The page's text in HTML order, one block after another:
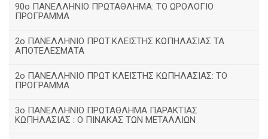
90ο ΠΑΝΕΛΛΗΝΙΟ ΠΡΩΤΑΘΛΗΜΑ: ΤΟ ΩΡΟΛΟΓΙΟ
ΠΡΟΓΡΑΜΜΑ
2ο ΠΑΝΕΛΛΗΝΙΟ ΠΡΩΤ.ΚΛΕΙΣΤΗΣ ΚΩΠΗΛΑΣΙΑΣ ΤΑ
ΑΠΟΤΕΛΕΣΜΑΤΑ
2ο ΠΑΝΕΛΛΗΝΙΟ ΠΡΩΤ ΚΛΕΙΣΤΗΣ ΚΩΠΗΛΑΣΙΑΣ: ΤΟ
ΠΡΟΓΡΑΜΜΑ
3ο ΠΑΝΕΛΛΗΝΙΟ ΠΡΩΤΑΘΛΗΜΑ ΠΑΡΑΚΤΙΑΣ
ΚΩΠΗΛΑΣΙΑΣ : Ο ΠΙΝΑΚΑΣ ΤΩΝ ΜΕΤΑΛΛΙΩΝ